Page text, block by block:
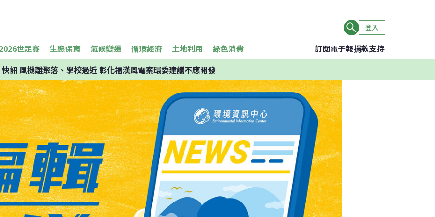
登入
世足賽 生態保育 氣候變遷 循環經濟 土地利用 綠色消費 訂閱電子報捐款支持
快訊風機離聚落、學校過近 彰化福漢風電案環委建議不應開發